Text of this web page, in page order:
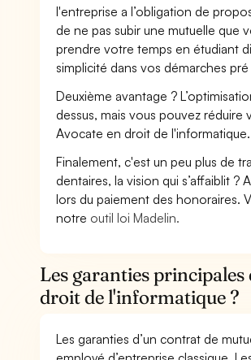
l'entreprise a l’obligation de
de ne pas subir une mutuelle que
prendre votre temps en étudiant
simplicité dans vos démarches
Deuxième avantage ?
dessus, mais vous pouvez
Avocate en droit de l'informatique.
Finalement, c'est un peu plus de
dentaires, la vision qui s’affaiblit
lors du paiement des honoraires.
notre outil loi Madelin.
Les garanties
droit de l'informatique ?
Les garanties d’un contrat de